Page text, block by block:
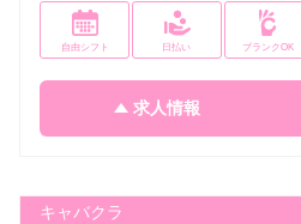
自由シフト 日払い ブランクOK
求人情報
キャバクラ